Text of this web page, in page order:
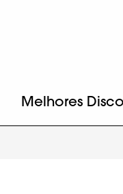
Melhores